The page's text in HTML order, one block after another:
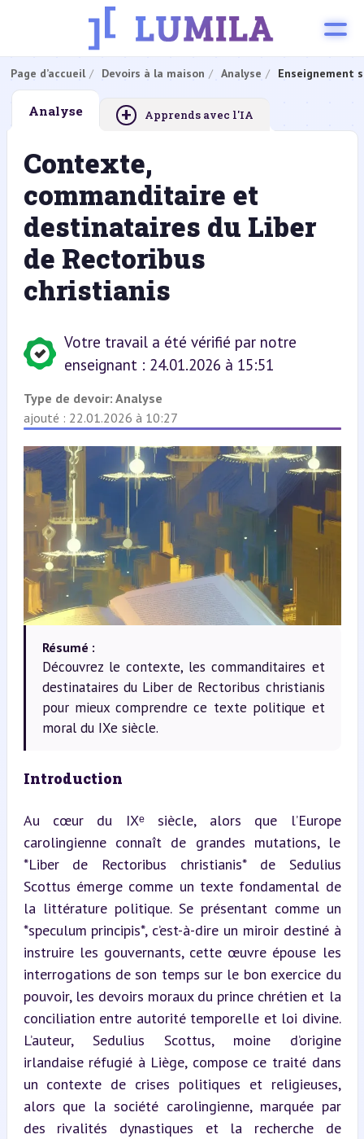
Page d’accueil Devoirs à la maison Analyse Enseignement
Analyse + Apprends avec l'IA
Contexte,
commanditaire et
destinataires du Liber
de Rectoribus
christianis
Votre travail a été vérifié par notre
enseignant : 24.01.2026 à 15:51
Type de devoir: Analyse
ajouté : 22.01.2026 à 10:27
Résumé :
Découvrez le contexte, les commanditaires et
destinataires du Liber de Rectoribus christianis
pour mieux comprendre ce texte politique et
moral du IXe siècle.
Introduction
Au cœur du IXᵉ siècle, alors que l’Europe
carolingienne connaît de grandes mutations, le
*Liber de Rectoribus christianis* de Sedulius
Scottus émerge comme un texte fondamental de
la littérature politique. Se présentant comme un
*speculum principis*, c’est-à-dire un miroir destiné à
instruire les gouvernants, cette œuvre épouse les
interrogations de son temps sur le bon exercice du
pouvoir, les devoirs moraux du prince chrétien et la
conciliation entre autorité temporelle et loi divine.
L’auteur, Sedulius Scottus, moine d’origine
irlandaise réfugié à Liège, compose ce traité dans
un contexte de crises politiques et religieuses,
alors que la société carolingienne, marquée par
des rivalités dynastiques et la recherche de